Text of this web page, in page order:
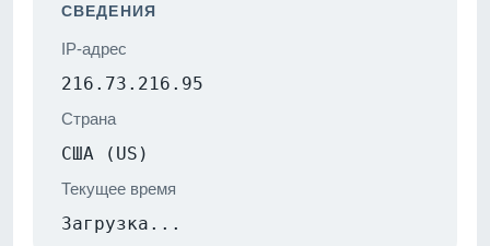
СВЕДЕНИЯ
IP-адрес
216.73.216.95
Страна
США (US)
Текущее время
Загрузка...